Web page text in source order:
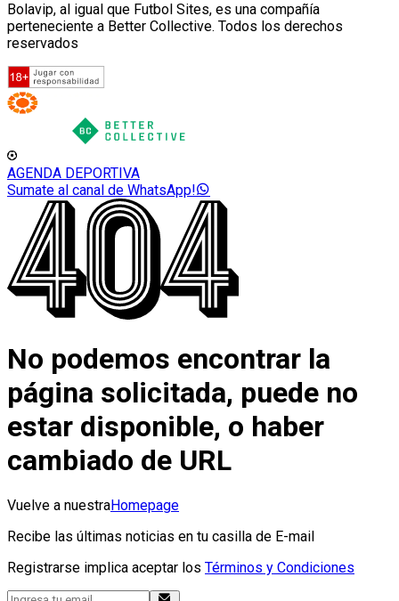
Bolavip, al igual que Futbol Sites, es una compañía
perteneciente a Better Collective. Todos los derechos
reservados
AGENDA DEPORTIVA
Sumate al canal de WhatsApp!
No podemos encontrar la
página solicitada, puede no
estar disponible, o haber
cambiado de URL
Vuelve a nuestraHomepage
Recibe las últimas noticias en tu casilla de E-mail
Registrarse implica aceptar los Términos y Condiciones